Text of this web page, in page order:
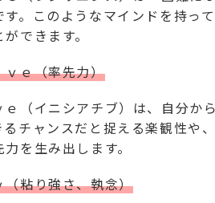
。このようなマインドを持っ
できます。
ｅ（率先力）
ｅ（イニシアチブ）は、自分か
チャンスだと捉える楽観性や
を生み出します。
粘り強さ、執念）